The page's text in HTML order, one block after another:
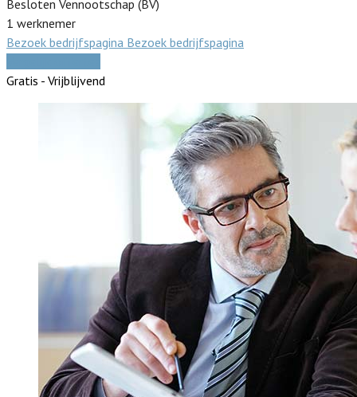
Besloten Vennootschap (BV)
1 werknemer
Bezoek bedrijfspagina Bezoek bedrijfspagina
Gratis - Vrijblijvend